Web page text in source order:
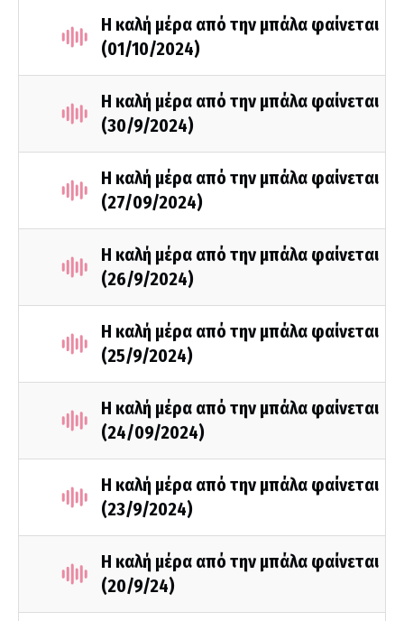
Η καλή μέρα από την μπάλα φαίνεται
(01/10/2024)
Η καλή μέρα από την μπάλα φαίνεται
(30/9/2024)
Η καλή μέρα από την μπάλα φαίνεται
(27/09/2024)
Η καλή μέρα από την μπάλα φαίνεται
(26/9/2024)
Η καλή μέρα από την μπάλα φαίνεται
(25/9/2024)
Η καλή μέρα από την μπάλα φαίνεται
(24/09/2024)
Η καλή μέρα από την μπάλα φαίνεται
(23/9/2024)
Η καλή μέρα από την μπάλα φαίνεται
(20/9/24)